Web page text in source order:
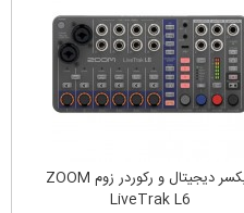
میکسر دیجیتال و رکوردر زوم ZOOM
LiveTrak L6